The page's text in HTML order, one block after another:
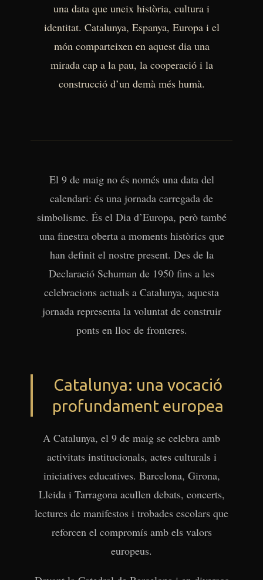
una data que uneix història, cultura i
identitat. Catalunya, Espanya, Europa i el
món comparteixen en aquest dia una
mirada cap a la pau, la cooperació i la
construcció d’un demà més humà.
El 9 de maig no és només una data del
calendari: és una jornada carregada de
simbolisme. És el Dia d’Europa, però també
una finestra oberta a moments històrics que
han definit el nostre present. Des de la
Declaració Schuman de 1950 fins a les
celebracions actuals a Catalunya, aquesta
jornada representa la voluntat de construir
ponts en lloc de fronteres.
Catalunya: una vocació
profundament europea
A Catalunya, el 9 de maig se celebra amb
activitats institucionals, actes culturals i
iniciatives educatives. Barcelona, Girona,
Lleida i Tarragona acullen debats, concerts,
lectures de manifestos i trobades escolars que
reforcen el compromís amb els valors
europeus.